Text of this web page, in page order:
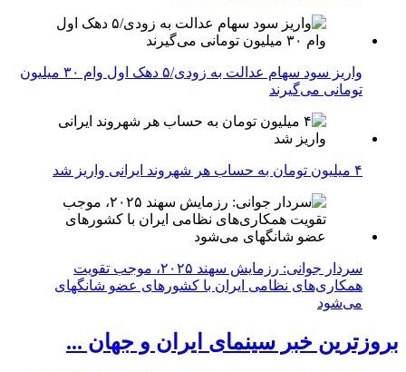
واریز سود سهام عدالت به زودی/۵ دهک اول وام ۳۰ میلیون
تومانی می‌گیرند
۴ میلیون تومان به حساب هر شهروند ایرانی واریز شد
سردار جوانی: رزمایش سهند ۲۰۲۵، موجب تقویت
همکاری‌های نظامی ایران با کشور‌های عضو شانگهای
می‌شود
بروزترین خبر سینمای ایران و جهان ...